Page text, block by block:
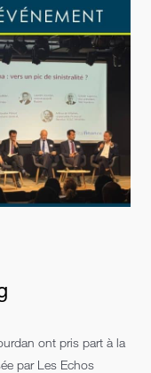
ont pris part à la
par Les Echos